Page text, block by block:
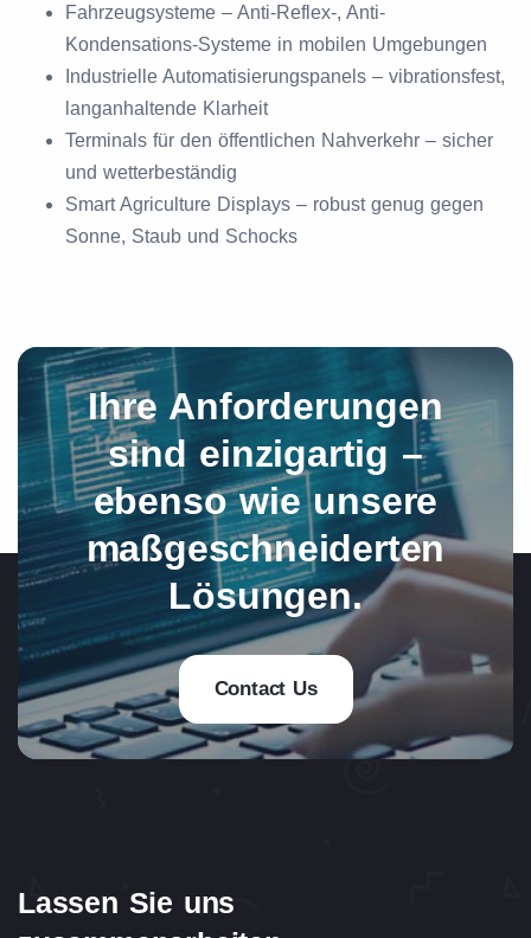
Fahrzeugsysteme – Anti-Reflex-, Anti-
Kondensations-Systeme in mobilen Umgebungen
Industrielle Automatisierungspanels – vibrationsfest,
langanhaltende Klarheit
Terminals für den öffentlichen Nahverkehr – sicher
und wetterbeständig
Smart Agriculture Displays – robust genug gegen
Sonne, Staub und Schocks
Ihre Anforderungen
sind einzigartig –
ebenso wie unsere
maßgeschneiderten
Lösungen.
Contact Us
Lassen Sie uns